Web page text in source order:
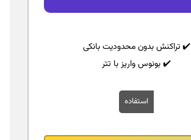
✔️ تراکنش بدون محدودیت بانکی
✔️ بونوس واریز با تتر
استفاده